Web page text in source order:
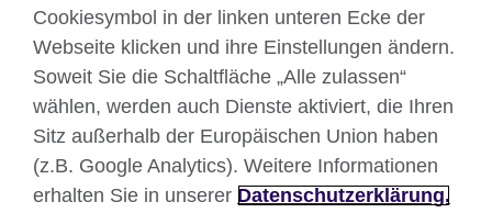
British Council global
Datenschutzerklärung
Nutzungsbedingungen
Your comments and complaints
Cookies
Cookiesymbol in der linken unteren Ecke der
Webseite klicken und ihre Einstellungen ändern.
Soweit Sie die Schaltfläche „Alle zulassen“
wählen, werden auch Dienste aktiviert, die Ihren
Sitz außerhalb der Europäischen Union haben
(z.B. Google Analytics). Weitere Informationen
erhalten Sie in unserer Datenschutzerklärung.